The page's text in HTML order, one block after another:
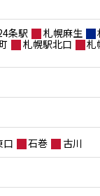
条駅 札幌麻生
札幌駅北口 札
口 石巻 古川